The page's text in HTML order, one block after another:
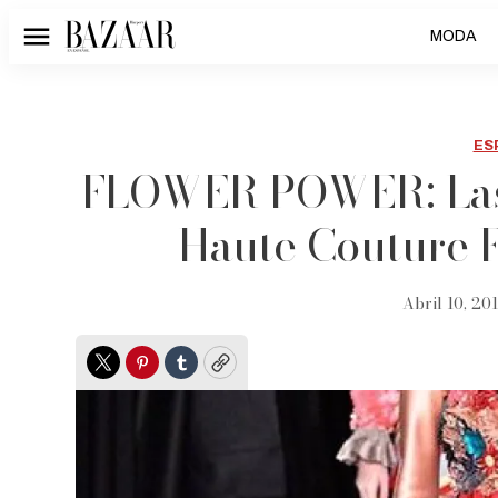
Menú MODA
FLOWER POWER:
Haute Couture
Abril 10,
TwitterPinterest
TumblrCopy